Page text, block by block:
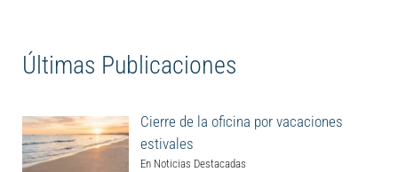
Últimas Publicaciones
Cierre de la oficina por vacaciones
estivales
En Noticias Destacadas